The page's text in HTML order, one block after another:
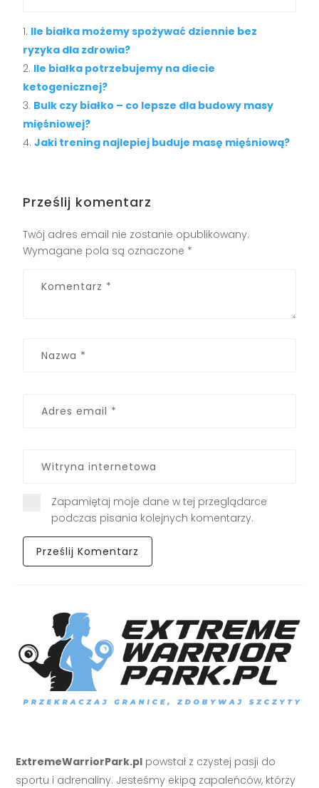
Ile białka możemy spożywać dziennie bez
ryzyka dla zdrowia?
Ile białka potrzebujemy na diecie
ketogenicznej?
Bulk czy białko – co lepsze dla budowy masy
mięśniowej?
Jaki trening najlepiej buduje masę mięśniową?
Prześlij komentarz
Twój adres email nie zostanie opublikowany.
Wymagane pola są oznaczone *
Zapamiętaj moje dane w tej przeglądarce
podczas pisania kolejnych komentarzy.
ExtremeWarriorPark.pl powstał z czystej pasji do
sportu i adrenaliny. Jesteśmy ekipą zapaleńców, którzy